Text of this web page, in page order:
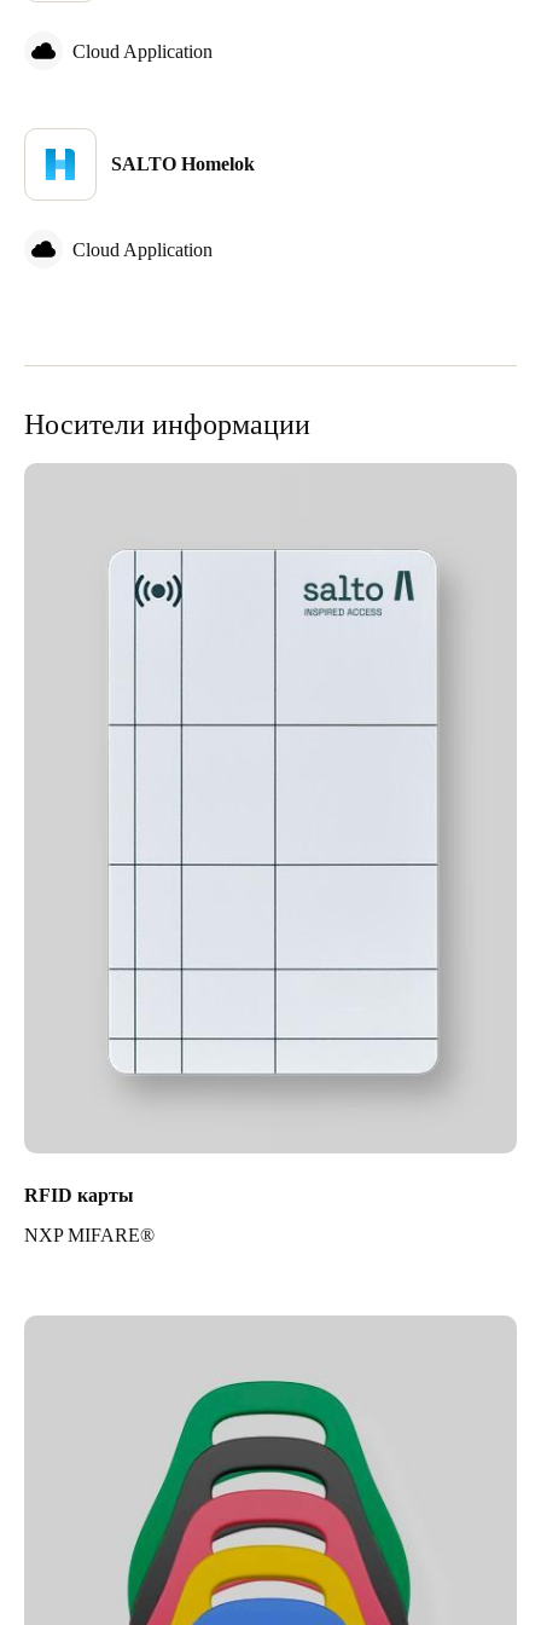
SvenskaEnglish
Norsk English
FinnishEnglish
Cloud Application
SALTO Homelok
Cloud Application
Носители информации
RFID карты
NXP MIFARE®